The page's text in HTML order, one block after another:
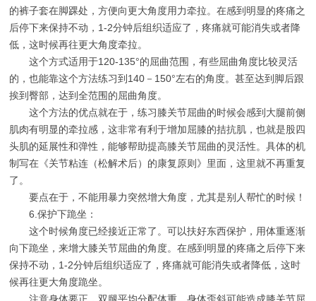
的裤子套在脚踝处，方便向更大角度用力牵拉。在感到明显的疼痛之
后停下来保持不动，1-2分钟后组织适应了，疼痛就可能消失或者降
低，这时候再往更大角度牵拉。
这个方式适用于120-135°的屈曲范围，有些屈曲角度比较灵活
的，也能靠这个方法练习到140－150°左右的角度。甚至达到脚后跟
挨到臀部，达到全范围的屈曲角度。
这个方法的优点就在于，练习膝关节屈曲的时候会感到大腿前侧
肌肉有明显的牵拉感，这非常有利于增加屈膝的拮抗肌，也就是股四
头肌的延展性和弹性，能够帮助提高膝关节屈曲的灵活性。具体的机
制写在《关节粘连（松解术后）的康复原则》里面，这里就不再重复
了。
要点在于，不能用暴力突然增大角度，尤其是别人帮忙的时候！
6.保护下跪坐：
这个时候角度已经接近正常了。可以扶好东西保护，用体重逐渐
向下跪坐，来增大膝关节屈曲的角度。在感到明显的疼痛之后停下来
保持不动，1-2分钟后组织适应了，疼痛就可能消失或者降低，这时
候再往更大角度跪坐。